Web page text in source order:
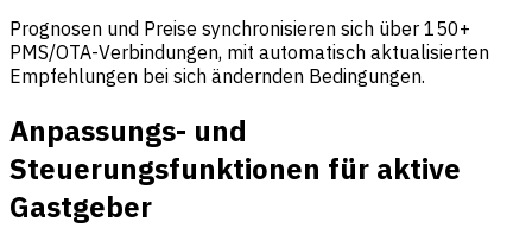
Prognosen und Preise synchronisieren sich über 150+
PMS/OTA-Verbindungen, mit automatisch aktualisierten
Empfehlungen bei sich ändernden Bedingungen.
Anpassungs- und
Steuerungsfunktionen für aktive
Gastgeber